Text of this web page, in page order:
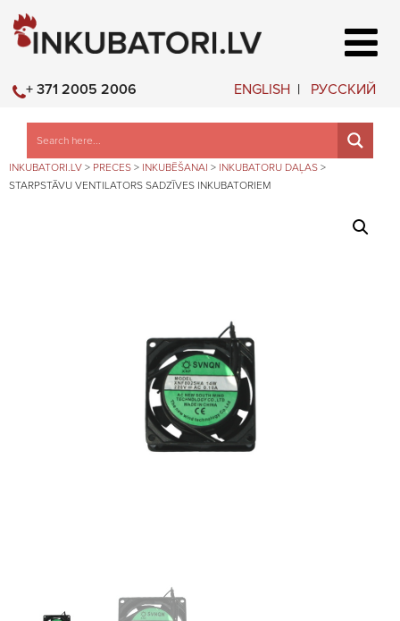
ENGLISH РУССКИЙ
+ 371 2005 2006
INKUBATORI.LV > PRECES > INKUBĒŠANAI > INKUBATORU DAĻAS >
STARPSTĀVU VENTILATORS SADZĪVES INKUBATORIEM